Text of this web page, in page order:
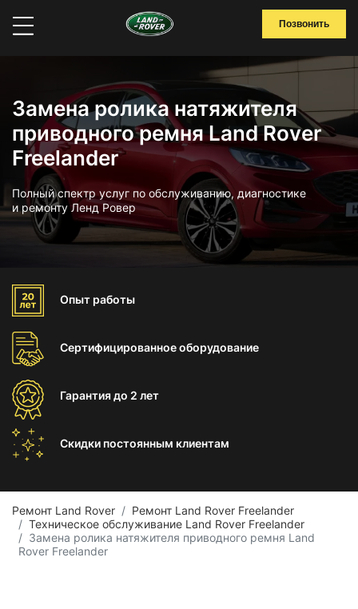
Позвонить
Замена ролика натяжителя
приводного ремня Land Rover
Freelander
Полный спектр услуг по обслуживанию, диагностике
и ремонту Ленд Ровер
Опыт работы
Сертифицированноеоборудование
Гарантиядо 2 лет
Скидки постоянным клиентам
Ремонт Land Rover
Ремонт Land Rover Freelander
Техническое обслуживание Land Rover Freelander
Замена ролика натяжителя приводного ремня Land
Rover Freelander